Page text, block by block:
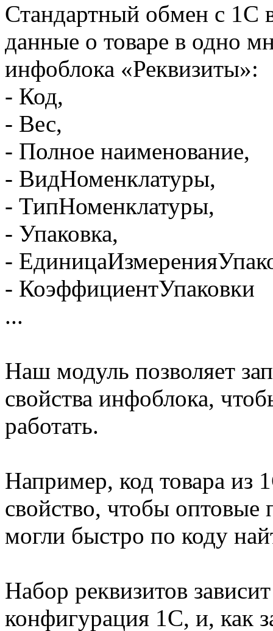
Стандартный обмен с 1С
данные о товаре в одно
инфоблока «Реквизиты»:
- Код,
- Вес,
- Полное наименование,
- ВидНоменклатуры,
- ТипНоменклатуры,
- Упаковка,
-
- КоэффициентУпаковки
...
Наш модуль позволяет
свойства инфоблока,
работать.
Например, код товара из
свойство, чтобы оптовые
могли быстро по коду
Набор реквизитов
конфигурация 1С, и, как